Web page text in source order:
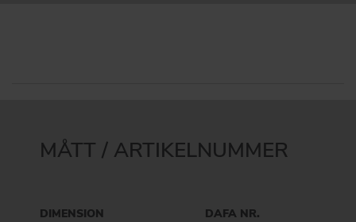
MÅTT / ARTIKELNUMMER
DIMENSION DAFA NR.